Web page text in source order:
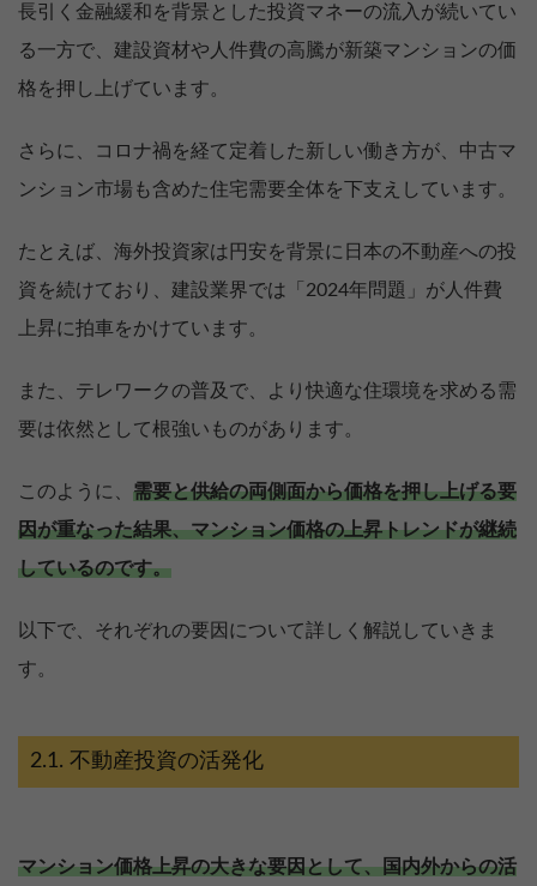
長引く金融緩和を背景とした投資マネーの流入が続いてい
る一方で、建設資材や人件費の高騰が新築マンションの価
格を押し上げています。
さらに、コロナ禍を経て定着した新しい働き方が、中古マ
ンション市場も含めた住宅需要全体を下支えしています。
たとえば、海外投資家は円安を背景に日本の不動産への投
資を続けており、建設業界では「2024年問題」が人件費
上昇に拍車をかけています。
また、テレワークの普及で、より快適な住環境を求める需
要は依然として根強いものがあります。
このように、 需要と供給の両側面から価格を押し上げる要
因が重なった結果、マンション価格の上昇トレンドが継続
しているのです。
以下で、それぞれの要因について詳しく解説していきま
す。
不動産投資の活発化
マンション価格上昇の大きな要因として、国内外からの活